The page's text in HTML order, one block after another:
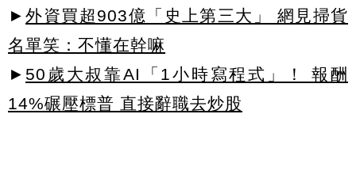
► 外資買超903億「史上第三大」 網見掃貨
名單笑：不懂在幹嘛
► 50歲大叔靠AI「1小時寫程式」！ 報酬
14%碾壓標普 直接辭職去炒股